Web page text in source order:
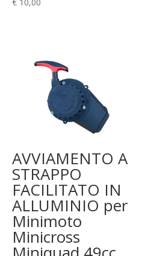
AVVIAMENTO A
STRAPPO
FACILITATO IN
ALLUMINIO per
Minimoto
Minicross